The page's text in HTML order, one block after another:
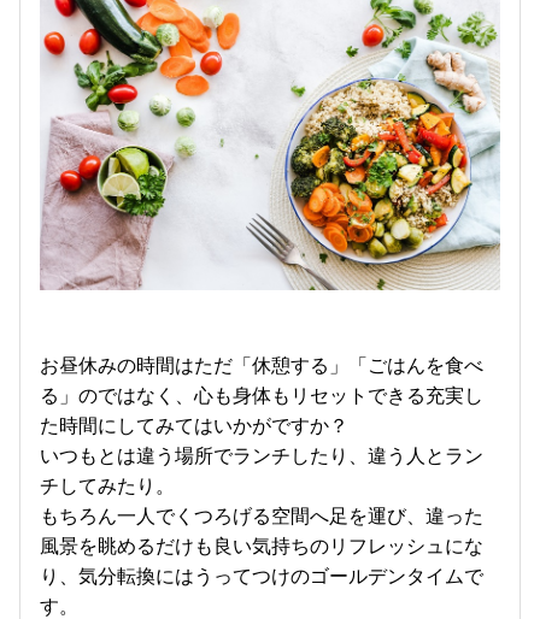
お昼休みの時間はただ「休憩する」「ごはんを食べ
る」のではなく、心も身体もリセットできる充実し
た時間にしてみてはいかがですか？
いつもとは違う場所でランチしたり、違う人とラン
チしてみたり。
もちろん一人でくつろげる空間へ足を運び、違った
風景を眺めるだけも良い気持ちのリフレッシュにな
り、気分転換にはうってつけのゴールデンタイムで
す。